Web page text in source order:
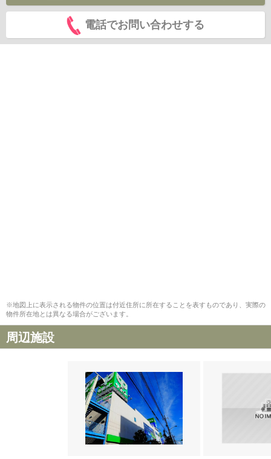
電話でお問い合わせする
※地図上に表示される物件の位置は付近住所に所在することを表すものであり、実際の
物件所在地とは異なる場合がございます。
周辺施設